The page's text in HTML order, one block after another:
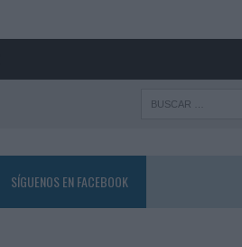
SÍGUENOS EN FACEBOOK